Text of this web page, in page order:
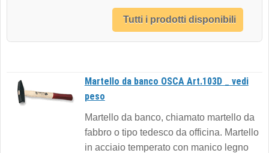
Tutti i prodotti disponibili
Martello da banco OSCA Art.103D _ vedi
peso
Martello da banco, chiamato martello da
fabbro o tipo tedesco da officina. Martello
in acciaio temperato con manico legno